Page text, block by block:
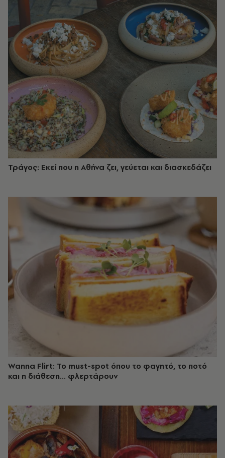
Τράγος: Εκεί που η Αθήνα ζει, γεύεται και διασκεδάζει
Wanna Flirt: Το must-spot όπου το φαγητό, το ποτό
και η διάθεση... φλερτάρουν